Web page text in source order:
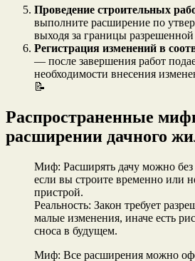
Проведение строительных
выполните расширение по
выходя за границы
Регистрация изменений в
— после завершения работ
необходимости внесения
📝
Распространенные
расширении дачного
Миф: Расширять дачу можно без
если вы строите временно или
пристрой.
Реальность: Закон требует
малые изменения, иначе есть
сноса в будущем.
Миф: Все расширения можно